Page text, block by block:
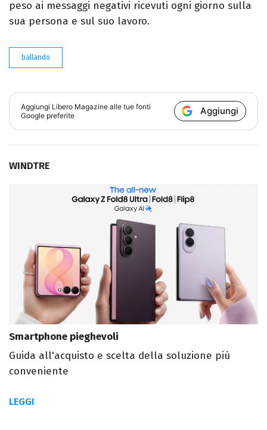
peso ai messaggi negativi ricevuti ogni giorno sulla
sua persona e sul suo lavoro.
ballando
Aggiungi Libero Magazine alle tue fonti
Google preferite
Aggiungi
WINDTRE
Smartphone pieghevoli
Guida all'acquisto e scelta della soluzione più
conveniente
LEGGI